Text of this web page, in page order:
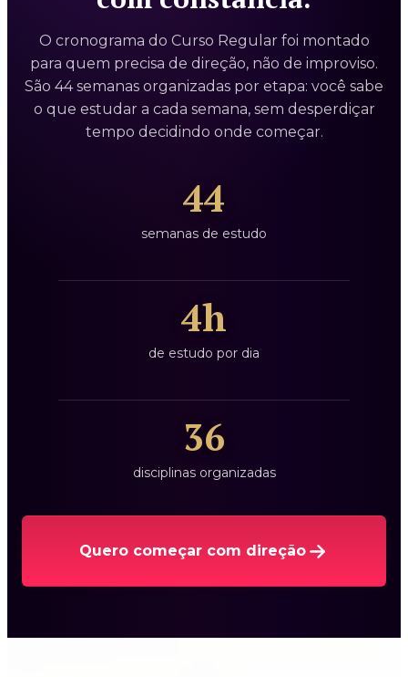
O cronograma do Curso Regular foi montado
para quem precisa de direção, não de improviso.
São 44 semanas organizadas por etapa: você sabe
o que estudar a cada semana, sem desperdiçar
tempo decidindo onde começar.
44
semanas de estudo
4h
de estudo por dia
36
disciplinas organizadas
Quero começar com direção